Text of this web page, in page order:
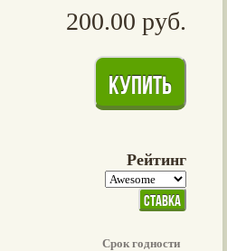
200.00 руб.
Рейтинг
Срок годности